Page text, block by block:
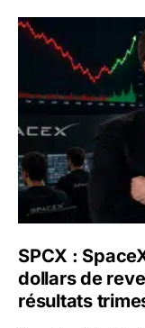
SPCX : SpaceX
SPCX :
dollars de
résultats